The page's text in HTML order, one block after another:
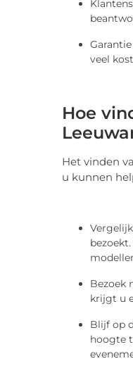
veel
Hoe
Het vinden
u kunnen
Bezoek
krijgt u
Blijf op
hoogte